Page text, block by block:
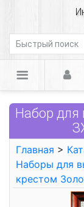
Набор
Главная >
Наборы для
крестом